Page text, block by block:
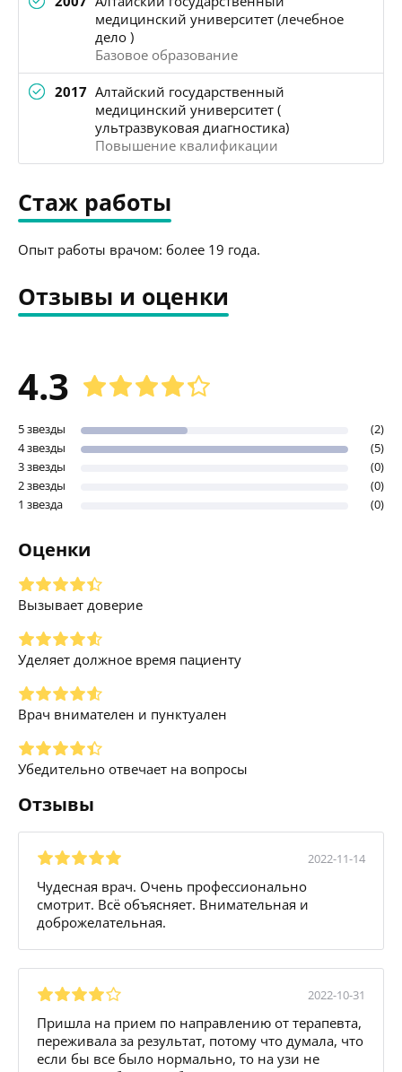
медицинский университет (лечебное
дело )
Базовое образование
2017 Алтайский государственный
медицинский университет (
ультразвуковая диагностика)
Повышение квалификации
Стаж работы
Опыт работы врачом: более 19 года.
Отзывы и оценки
4.3
5 звезды
(2)
4 звезды
(5)
3 звезды
(0)
2 звезды
(0)
1 звезда
(0)
Оценки
Вызывает доверие
Уделяет должное время пациенту
Врач внимателен и пунктуален
Убедительно отвечает на вопросы
Отзывы
2022-11-14
Чудесная врач. Очень профессионально
смотрит. Всё объясняет. Внимательная и
доброжелательная.
2022-10-31
Пришла на прием по направлению от терапевта,
переживала за результат, потому что думала, что
если бы все было нормально, то на узи не